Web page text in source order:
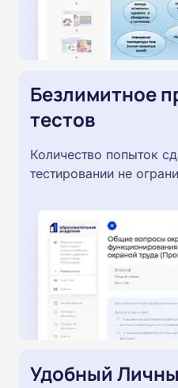
Безлимитное
тестов
Количество попыток
тестировании не
Удобный